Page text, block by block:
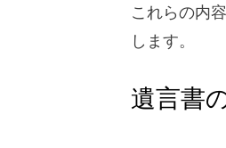
これらの内
します。
遺言書